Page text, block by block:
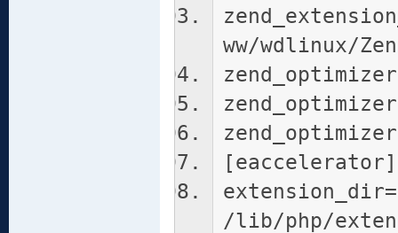
ww/wdlinux/
[eaccelerator]
/lib/php/